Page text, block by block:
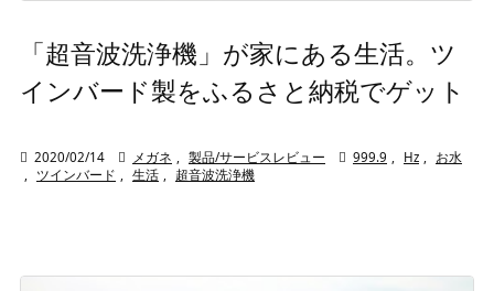
「超音波洗浄機」が家にある生活。ツ
インバード製をふるさと納税でゲット
 2020/02/14  メガネ , 製品/サービスレビュー  999.9 , Hz , お水
, ツインバード , 生活 , 超音波洗浄機